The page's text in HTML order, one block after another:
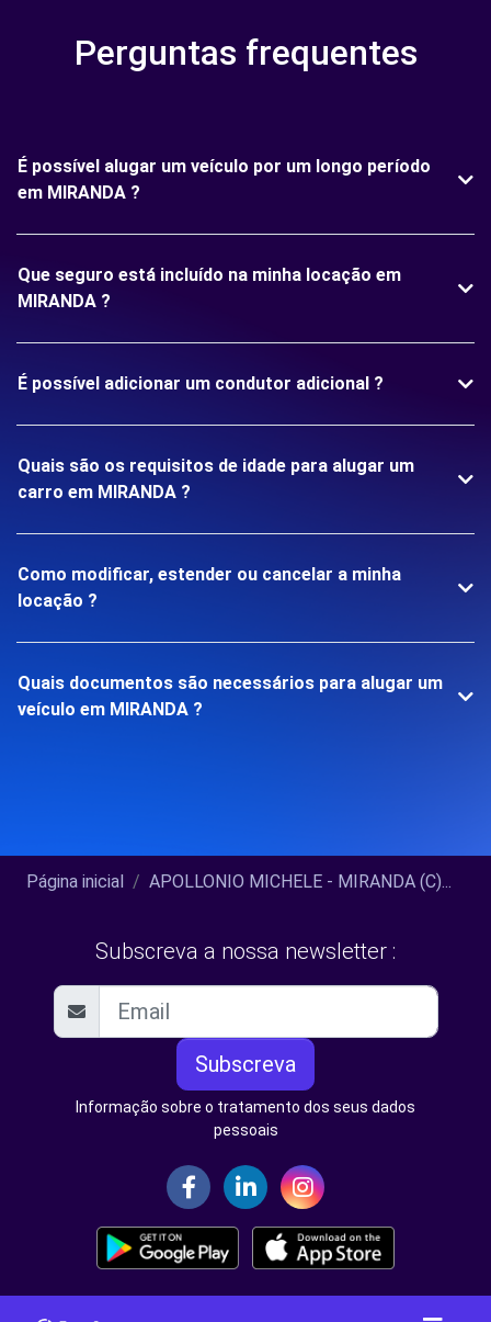
Perguntas frequentes
É possível alugar um veículo por um longo período
em MIRANDA ?
Que seguro está incluído na minha locação em
MIRANDA ?
É possível adicionar um condutor adicional ?
Quais são os requisitos de idade para alugar um
carro em MIRANDA ?
Como modificar, estender ou cancelar a minha
locação ?
Quais documentos são necessários para alugar um
veículo em MIRANDA ?
Página inicial APOLLONIO MICHELE - MIRANDA (C)...
Subscreva a nossa newsletter :
Subscreva
Informação sobre o tratamento dos seus dados
pessoais